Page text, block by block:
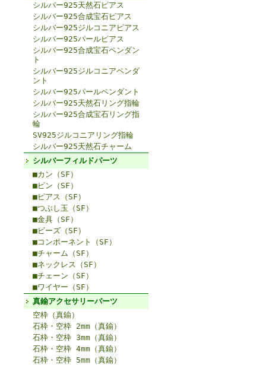
シルバー925天然石ピアス
シルバー925合成宝石ピアス
シルバー925ジルコニアピアス
シルバー925パールピアス
シルバー925合成宝石ペンダン
ト
シルバー925ジルコニアペンダ
ント
シルバー925パールペンダント
シルバー925天然石リング指輪
シルバー925合成宝石リング指
輪
SV925ジルコニアリング指輪
シルバー925天然石チャーム
シルバーフィルドパーツ
■カン（SF）
■ピン（SF）
■ピアス（SF）
■つぶし玉（SF）
■金具（SF）
■ビーズ（SF）
■コンポーネント（SF）
■チャーム（SF）
■ネックレス（SF）
■チェーン（SF）
■ワイヤー（SF）
真鍮アクセサリーパーツ
空枠（真鍮）
石枠・空枠 2mm（真鍮）
石枠・空枠 3mm（真鍮）
石枠・空枠 4mm（真鍮）
石枠・空枠 5mm（真鍮）